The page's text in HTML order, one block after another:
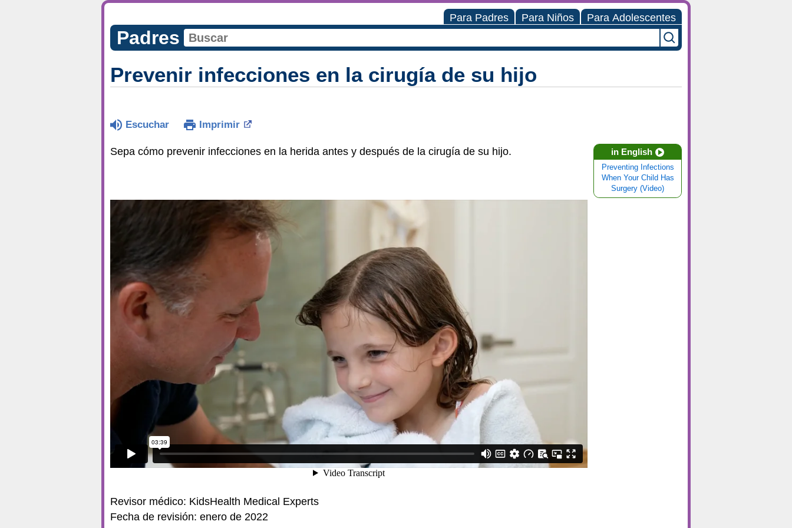
Para Padres Para Niños Para Adolescentes
Padres
Prevenir infecciones en la cirugía de su hijo
Escuchar Imprimir
in English
Preventing Infections
When Your Child Has
Surgery (Video)
Sepa cómo prevenir infecciones en la herida antes y después de la cirugía de su hijo.
Revisor médico: KidsHealth Medical Experts
Fecha de revisión: enero de 2022